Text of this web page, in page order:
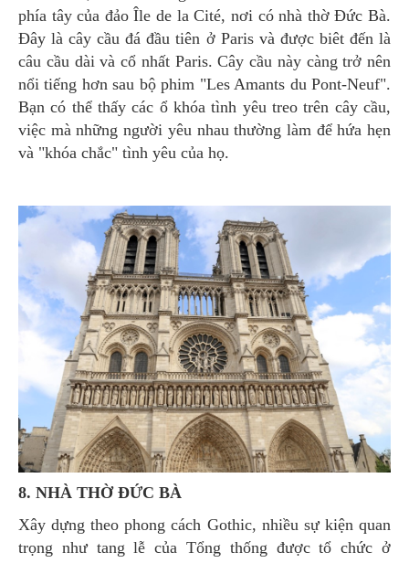
phía tây của đảo Île de la Cité, nơi có nhà thờ Đức Bà.
Đây là cây cầu đá đầu tiên ở Paris và được biêt đến là
câu cầu dài và cổ nhất Paris. Cây cầu này càng trở nên
nổi tiếng hơn sau bộ phim "Les Amants du Pont-Neuf".
Bạn có thể thấy các ổ khóa tình yêu treo trên cây cầu,
việc mà những người yêu nhau thường làm để hứa hẹn
và "khóa chắc" tình yêu của họ.
8. NHÀ THỜ ĐỨC BÀ
Xây dựng theo phong cách Gothic, nhiều sự kiện quan
trọng như tang lễ của Tổng thống được tổ chức ở